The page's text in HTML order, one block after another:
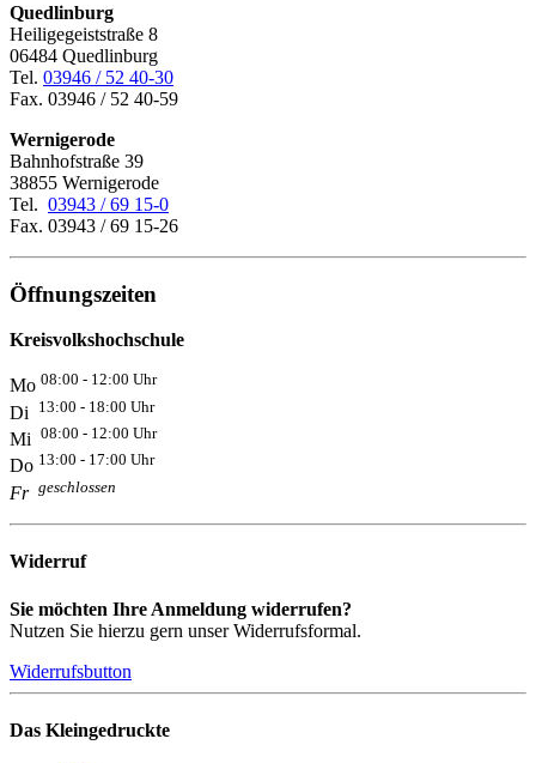
Quedlinburg
Heiligegeiststraße 8
06484 Quedlinburg
Tel. 03946 / 52 40-30
Fax. 03946 / 52 40-59
Wernigerode
Bahnhofstraße 39
38855 Wernigerode
Tel. 03943 / 69 15-0
Fax. 03943 / 69 15-26
Öffnungszeiten
Kreisvolkshochschule
Mo 08:00 - 12:00 Uhr
Di 13:00 - 18:00 Uhr
Mi 08:00 - 12:00 Uhr
Do 13:00 - 17:00 Uhr
Fr geschlossen
Widerruf
Sie möchten Ihre Anmeldung widerrufen?
Nutzen Sie hierzu gern unser Widerrufsformal.
Widerrufsbutton
Das Kleingedruckte